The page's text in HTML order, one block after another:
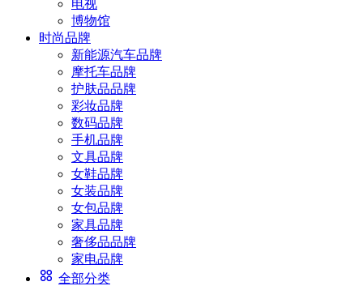
电视
博物馆
时尚品牌
新能源汽车品牌
摩托车品牌
护肤品品牌
彩妆品牌
数码品牌
手机品牌
文具品牌
女鞋品牌
女装品牌
女包品牌
家具品牌
奢侈品品牌
家电品牌
全部分类